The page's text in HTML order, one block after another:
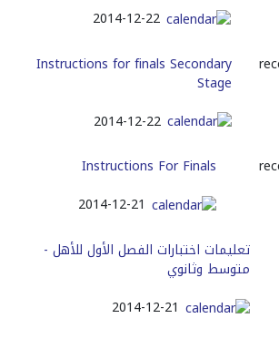
2014-12-22
Instructions for finals Secondary
Stage
2014-12-22
Instructions For Finals
2014-12-21
تعليمات اختبارات الفصل الأول للأهل -
متوسط وثانوي
2014-12-21